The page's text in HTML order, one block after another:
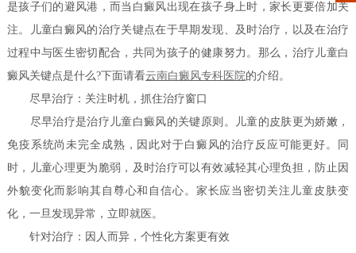
是孩子们的避风港，而当白癜风出现在孩子身上时，家长更要倍加关
注。儿童白癜风的治疗关键点在于早期发现、及时治疗，以及在治疗
过程中与医生密切配合，共同为孩子的健康努力。那么，治疗儿童白
癜风关键点是什么?下面请看云南白癜风专科医院的介绍。
尽早治疗：关注时机，抓住治疗窗口
尽早治疗是治疗儿童白癜风的关键原则。儿童的皮肤更为娇嫩，
免疫系统尚未完全成熟，因此对于白癜风的治疗反应可能更好。同
时，儿童心理更为脆弱，及时治疗可以有效减轻其心理负担，防止因
外貌变化而影响其自尊心和自信心。家长应当密切关注儿童皮肤变
化，一旦发现异常，立即就医。
针对治疗：因人而异，个性化方案更有效